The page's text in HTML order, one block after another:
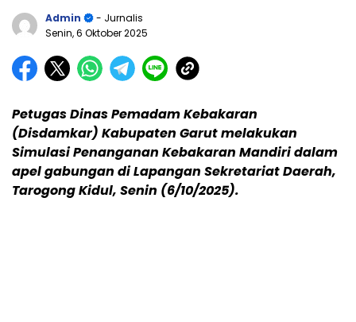
Admin
- Jurnalis
Senin, 6 Oktober 2025
Petugas Dinas Pemadam Kebakaran
(Disdamkar) Kabupaten Garut melakukan
Simulasi Penanganan Kebakaran Mandiri dalam
apel gabungan di Lapangan Sekretariat Daerah,
Tarogong Kidul, Senin (6/10/2025).